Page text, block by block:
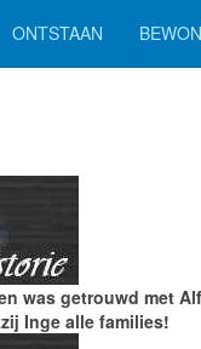
ONTSTAAN
was getrouwd met
Inge alle families!